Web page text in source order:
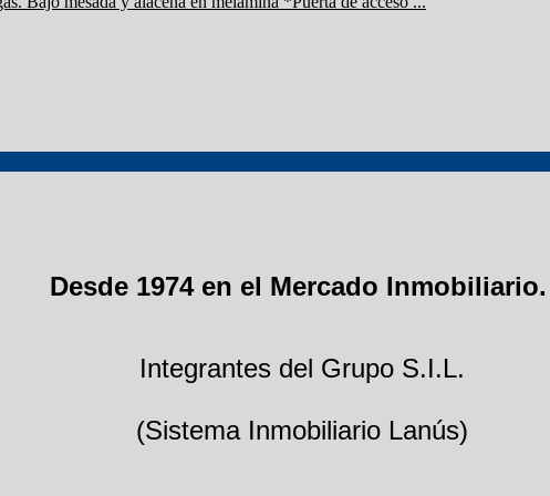
Desde 1974 en el Mercado
Integrantes del Grupo S.I.L.
(Sistema Inmobiliario Lanús)